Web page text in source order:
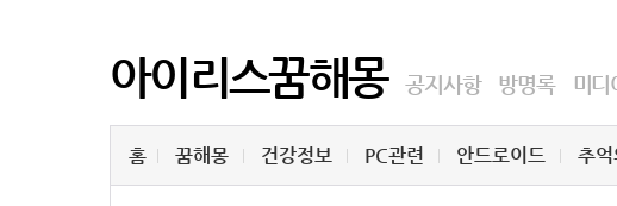
아이리스꿈해몽 공지사항 방명록 미디
홈 꿈해몽 건강정보 PC관련 안드로이드 추